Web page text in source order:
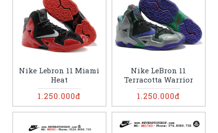
Nike Lebron 11 Miami
Heat
1.250.000đ
Nike LeBron 11
Terracotta Warrior
1.250.000đ